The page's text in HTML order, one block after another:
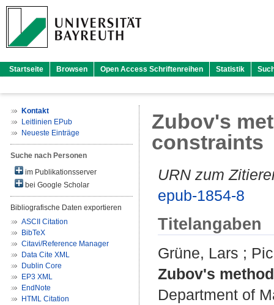
Startseite Browsen Open Access Schriftenreihen Statistik
Kontakt
Leitlinien EPub
Neueste Einträge
Suche nach Personen
im Publikationsserver
bei Google Scholar
Bibliografische Daten exportieren
ASCII Citation
BibTeX
Citavi/Reference Manager
Data Cite XML
Dublin Core
EP3 XML
EndNote
HTML Citation
Zubov's
constraints
URN zum
epub-1854-8
Titelangaben
Grüne, Lars ;
Zubov's
Department of